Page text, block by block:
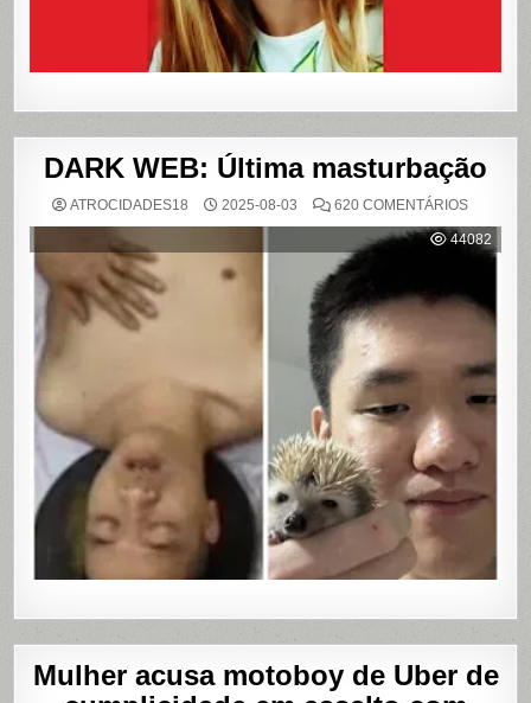
DARK WEB: Última masturbação
ATROCIDADES18 2025-08-03 620 COMENTÁRIOSEM
WEB:
ÚLTIMA
44082
Mulher acusa motoboy de Uber de